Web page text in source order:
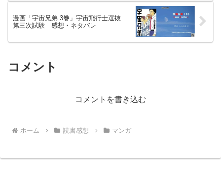
漫画「宇宙兄弟 3巻」宇宙飛行士選抜
第三次試験 感想・ネタバレ
コメント
コメントを書き込む
ホーム 読書感想 マンガ